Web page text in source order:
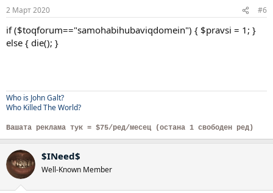
2 Март 2020 #6
if ($toqforum=="samohabihubaviqdomein") { $pravsi = 1; }
else { die(); }
Who is John Galt?
Who Killed The World?
Вашата реклама тук = $75/ред/месец (остана 1 свободен ред)
$INeed$
Well-Known Member